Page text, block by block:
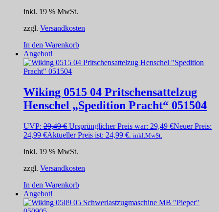
inkl. 19 % MwSt.
zzgl. Versandkosten
In den Warenkorb
Angebot!
Wiking 0515 04 Pritschensattelzug
Henschel „Spedition Pracht“ 051504
UVP: 29,49€ Ursprünglicher Preis war: 29,49 €Neuer Preis:
24,99 €Aktueller Preis ist: 24,99 €. inkl.MwSt.
inkl. 19 % MwSt.
zzgl. Versandkosten
In den Warenkorb
Angebot!